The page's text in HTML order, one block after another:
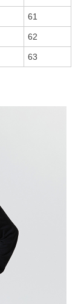
61
62
63